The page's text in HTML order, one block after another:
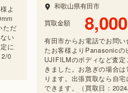
よ
ただ
い
に
0
和歌山県有田市
買取金額
8,000
有田市からお電話でお問
たお客様よりPanasonicの
UJIFILMのボディなど査
きました。お急ぎの場合
ります。出張買取なら自
できます。（買取日：